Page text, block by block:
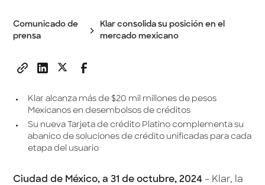
Comunicado de
prensa
Klar consolida su posición en el
mercado mexicano
Klar alcanza más de $20 mil millones de pesos
Mexicanos en desembolsos de créditos
Su nueva Tarjeta de crédito Platino complementa su
abanico de soluciones de crédito unificadas para cada
etapa del usuario
Ciudad de México, a 31 de octubre, 2024 - Klar, la